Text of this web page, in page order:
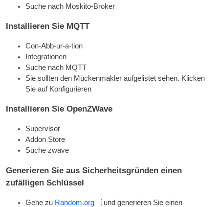
Suche nach Moskito-Broker
Installieren Sie MQTT
Con-Abb-ur-a-tion
Integrationen
Suche nach MQTT
Sie sollten den Mückenmakler aufgelistet sehen. Klicken
Sie auf Konfigurieren
Installieren Sie OpenZWave
Supervisor
Addon Store
Suche zwave
Generieren Sie aus Sicherheitsgründen einen
zufälligen Schlüssel
Gehe zu Random.org
und generieren Sie einen